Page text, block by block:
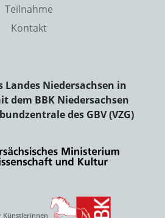
Teilnahme
Kontakt
Landes Niedersachsen in
dem BBK Niedersachsen
des GBV (VZG)
Künstlerinnen